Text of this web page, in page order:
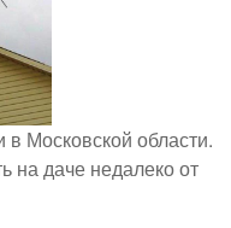
Московской области.
на даче недалеко от